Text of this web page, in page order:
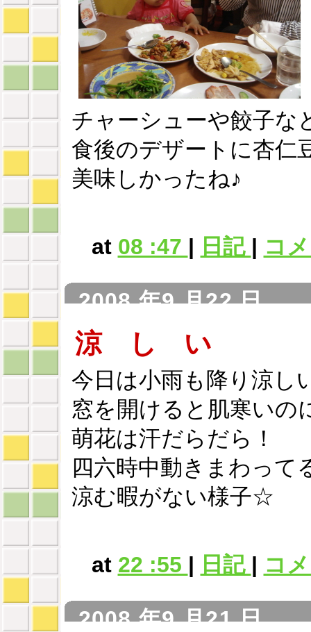
チャーシューや餃子な
食後のデザートに杏仁
美味しかったね♪
at 08 :47 | 日記 | コ
2008 年9 月22 日
涼 し い
今日は小雨も降り涼し
窓を開けると肌寒いの
萌花は汗だらだら！
四六時中動きまわって
涼む暇がない様子☆
at 22 :55 | 日記 | コ
2008 年9 月21 日